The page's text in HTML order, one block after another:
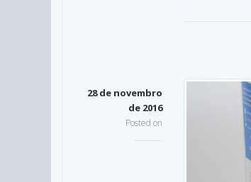
28 de novembro
de 2016
Posted on